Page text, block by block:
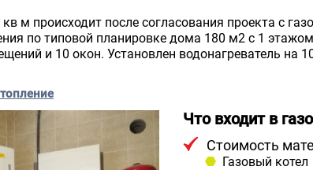
м происходит после согласования проекта с
по типовой планировке дома 180 м2 с 1
и 10 окон. Установлен водонагреватель на
Что входит в
Стоимость
Газовый котел